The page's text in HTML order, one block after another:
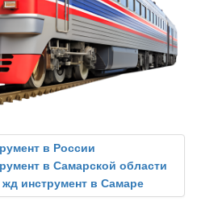
в России
в Самарской области
жд инструмент в Самаре